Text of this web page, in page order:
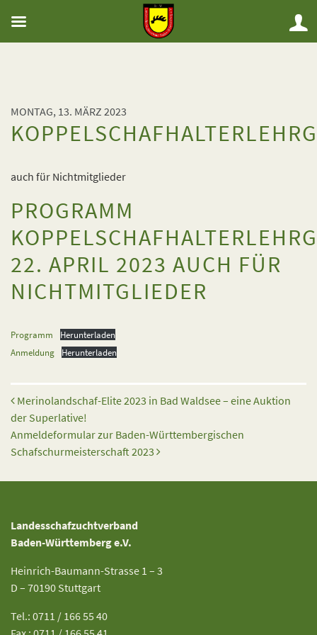
MONTAG, 13. MÄRZ 2023
auch für Nichtmitglieder
PROGRAMM
22. APRIL 2023 AUCH FÜR
NICHTMITGLIEDER
Programm
Herunterladen
Anmeldung
Herunterladen
Beitrags-Navigation
Merinolandschaf-Elite 2023 in Bad Waldsee – eine Auktion
der Superlative!
Anmeldeformular zur Baden-Württembergischen
Schafschurmeisterschaft 2023
Landesschafzuchtverband
Baden-Württemberg e.V.
Heinrich-Baumann-Strasse 1 – 3
D – 70190 Stuttgart
Tel.: 0711 / 166 55 40